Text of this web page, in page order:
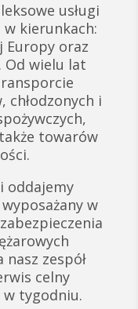
usługi
kierunkach:
Europy oraz
Od wielu lat
chłodzonych i
towarów
oddajemy
w
zespół
celny
tygodniu.